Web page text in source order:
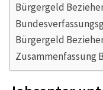
Bürgergeld
Bürgergeld
Zusammenfassung